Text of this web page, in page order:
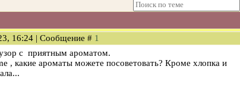
16:24 | Сообщение # 1
с приятным ароматом.
, какие ароматы можете посоветовать? Кроме хлопка и